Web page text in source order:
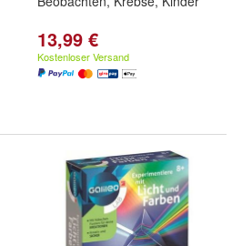
13,99 €
Kostenloser Versand